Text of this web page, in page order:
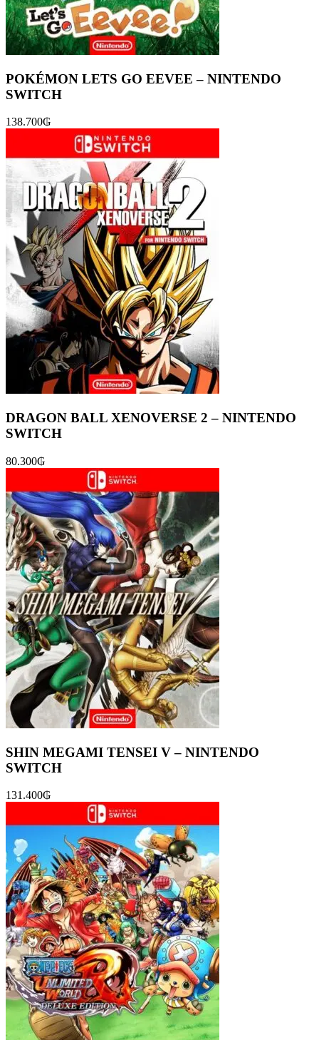
POKÉMON LETS GO EEVEE – NINTENDO
SWITCH
138.700₲
DRAGON BALL XENOVERSE 2 – NINTENDO
SWITCH
80.300₲
SHIN MEGAMI TENSEI V – NINTENDO
SWITCH
131.400₲